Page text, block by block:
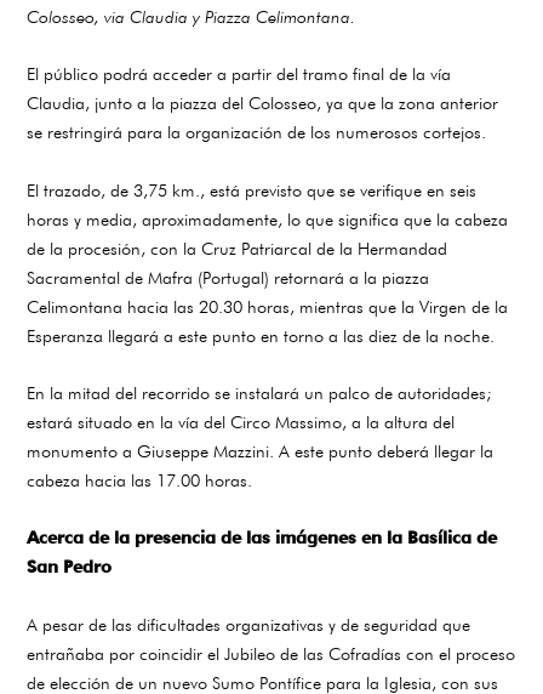
Colosseo, via Claudia y Piazza Celimontana.
El público podrá acceder a partir del tramo final de la vía
Claudia, junto a la piazza del Colosseo, ya que la zona anterior
se restringirá para la organización de los numerosos cortejos.
El trazado, de 3,75 km., está previsto que se verifique en seis
horas y media, aproximadamente, lo que significa que la cabeza
de la procesión, con la Cruz Patriarcal de la Hermandad
Sacramental de Mafra (Portugal) retornará a la piazza
Celimontana hacia las 20.30 horas, mientras que la Virgen de la
Esperanza llegará a este punto en torno a las diez de la noche.
En la mitad del recorrido se instalará un palco de autoridades;
estará situado en la vía del Circo Massimo, a la altura del
monumento a Giuseppe Mazzini. A este punto deberá llegar la
cabeza hacia las 17.00 horas.
Acerca de la presencia de las imágenes en la Basílica de
San Pedro
A pesar de las dificultades organizativas y de seguridad que
entrañaba por coincidir el Jubileo de las Cofradías con el proceso
de elección de un nuevo Sumo Pontífice para la Iglesia, con sus